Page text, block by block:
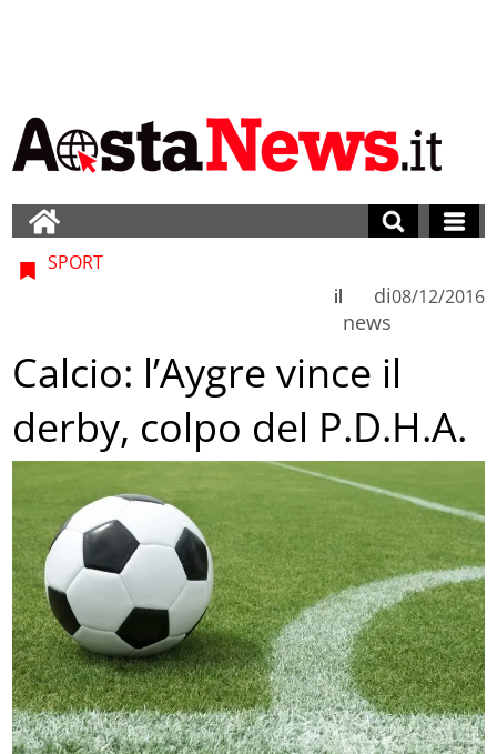
SPORT
di
news
il 08/12/2016
Calcio: l’Aygre vince il
derby, colpo del P.D.H.A.